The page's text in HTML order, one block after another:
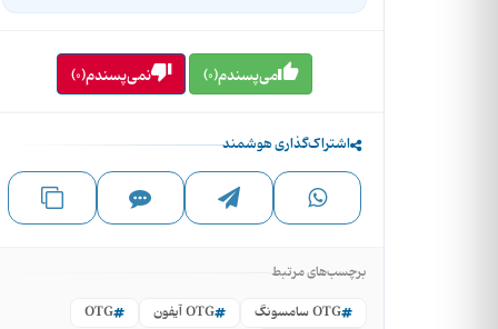
می‌پسندم(0) نمی‌پسندم(0)
اشتراک‌گذاری هوشمند
برچسب‌های مرتبط
OTG سامسونگ
OTG آیفون
OTG